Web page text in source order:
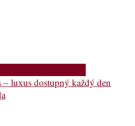
– luxus dostupný každý den